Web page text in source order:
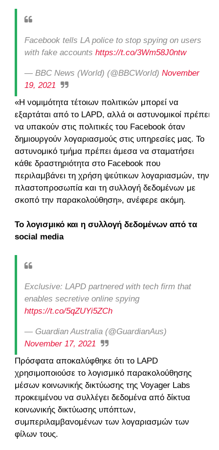
Facebook tells LA police to stop spying on users
with fake accounts https://t.co/3Wm58J0ntw
— BBC News (World) (@BBCWorld) November
19, 2021
«Η νομιμότητα τέτοιων πολιτικών μπορεί να
εξαρτάται από το LAPD, αλλά οι αστυνομικοί πρέπει
να υπακούν στις πολιτικές του Facebook όταν
δημιουργούν λογαριασμούς στις υπηρεσίες μας. Το
αστυνομικό τμήμα πρέπει άμεσα να σταματήσει
κάθε δραστηριότητα στο Facebook που
περιλαμβάνει τη χρήση ψεύτικων λογαριασμών, την
πλαστοπροσωπία και τη συλλογή δεδομένων με
σκοπό την παρακολούθηση», ανέφερε ακόμη.
Το λογισμικό και η συλλογή δεδομένων από τα
social media
Exclusive: LAPD partnered with tech firm that
enables secretive online spying
https://t.co/5qZUYi5ZCh
— Guardian Australia (@GuardianAus)
November 17, 2021
Πρόσφατα αποκαλύφθηκε ότι το LAPD
χρησιμοποιούσε το λογισμικό παρακολούθησης
μέσων κοινωνικής δικτύωσης της Voyager Labs
προκειμένου να συλλέγει δεδομένα από δίκτυα
κοινωνικής δικτύωσης υπόπτων,
συμπεριλαμβανομένων των λογαριασμών των
φίλων τους.